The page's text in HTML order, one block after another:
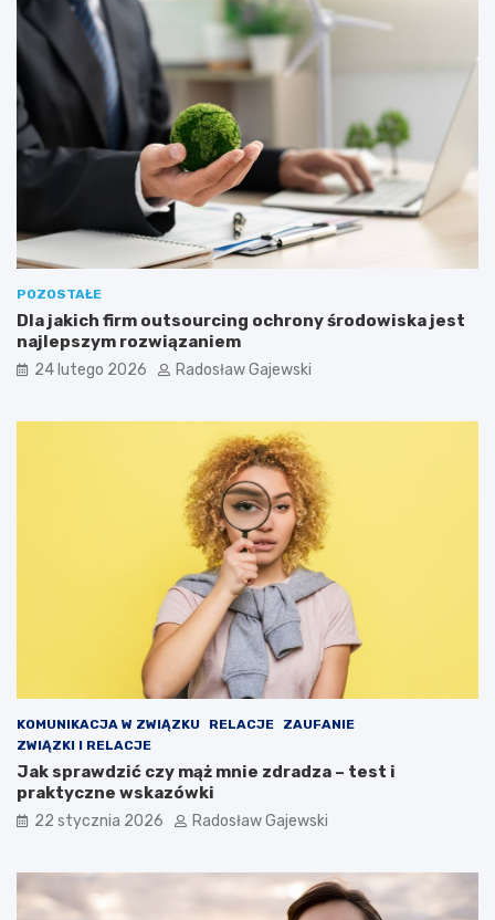
POZOSTAŁE
Dla jakich firm outsourcing ochrony środowiska jest
najlepszym rozwiązaniem
24 lutego 2026 Radosław Gajewski
KOMUNIKACJA W ZWIĄZKU RELACJE
ZAUFANIE
ZWIĄZKI I RELACJE
Jak sprawdzić czy mąż mnie zdradza – test i
praktyczne wskazówki
22 stycznia 2026 Radosław Gajewski